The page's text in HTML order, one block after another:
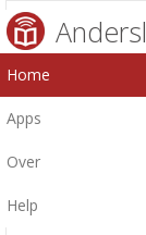
Home
Apps
Over
Help